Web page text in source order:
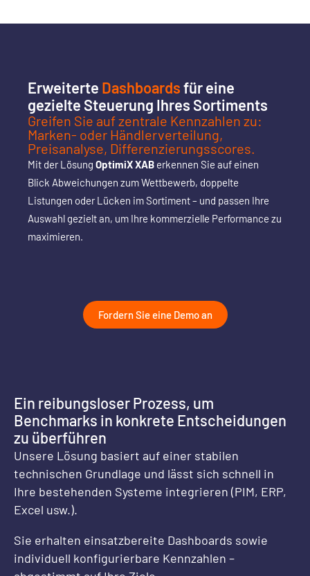
Erweiterte Dashboardsfür eine
gezielte Steuerung Ihres Sortiments
Greifen Sie auf zentrale Kennzahlen zu:
Marken- oder Händlerverteilung,
Preisanalyse, Differenzierungsscores.
Mit der Lösung OptimiX XAB erkennen Sie auf einen
Blick Abweichungen zum Wettbewerb, doppelte
Listungen oder Lücken im Sortiment – und passen Ihre
Auswahl gezielt an, um Ihre kommerzielle Performance zu
maximieren.
Fordern Sie eine Demo an
Ein reibungsloser Prozess, um
Benchmarks in konkrete Entscheidungen
zu überführen
Unsere Lösung basiert auf einer stabilen
technischen Grundlage und lässt sich schnell in
Ihre bestehenden Systeme integrieren (PIM, ERP,
Excel usw.).
Sie erhalten einsatzbereite Dashboards sowie
individuell konfigurierbare Kennzahlen –
Automatisierte
KI-
gestützte
Individuell
konfigurierbare
Radar,
Kacheln,